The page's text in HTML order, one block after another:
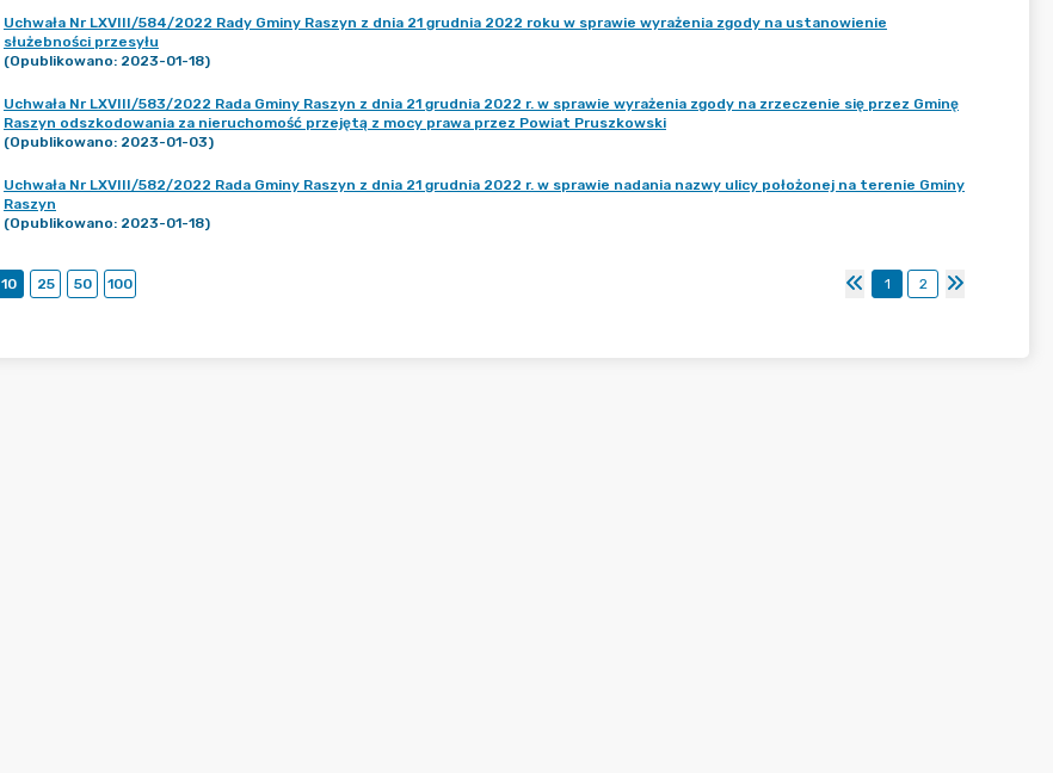
Uchwała Nr LXVIII/584/2022 Rady Gminy Raszyn z dnia 21 grudnia 2022 roku w sprawie wyrażenia zgody na ustanowienie
służebności przesyłu
(Opublikowano: 2023-01-18)
Uchwała Nr LXVIII/583/2022 Rada Gminy Raszyn z dnia 21 grudnia 2022 r. w sprawie wyrażenia zgody na zrzeczenie się przez Gminę
Raszyn odszkodowania za nieruchomość przejętą z mocy prawa przez Powiat Pruszkowski
(Opublikowano: 2023-01-03)
Uchwała Nr LXVIII/582/2022 Rada Gminy Raszyn z dnia 21 grudnia 2022 r. w sprawie nadania nazwy ulicy położonej na terenie Gminy
Raszyn
(Opublikowano: 2023-01-18)
10 25 50 100 1 2